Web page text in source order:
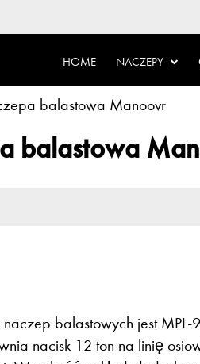
HOME NACZEPY
balastowa Manoovr
balastowa
balastowych jest
nacisk 12 ton na linię